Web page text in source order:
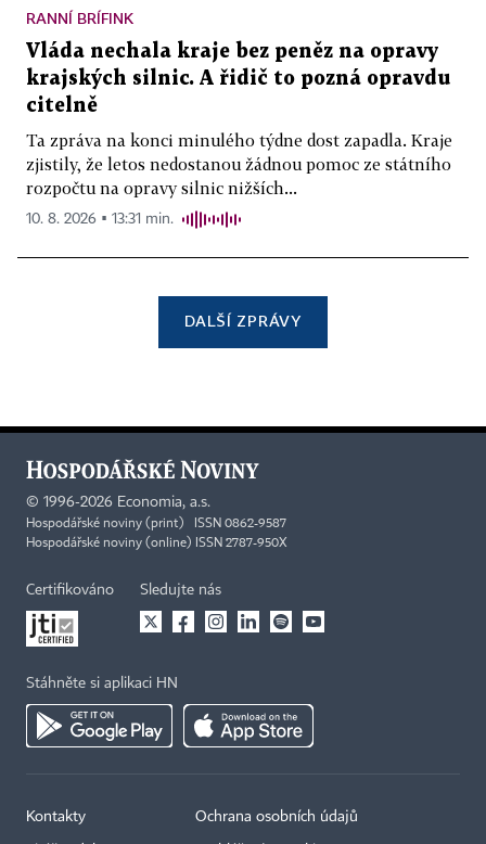
RANNÍ BRÍFINK
Vláda nechala kraje bez peněz na opravy
krajských silnic. A řidič to pozná opravdu
citelně
Ta zpráva na konci minulého týdne dost zapadla. Kraje
zjistily, že letos nedostanou žádnou pomoc ze státního
rozpočtu na opravy silnic nižších...
10. 8. 2026 ▪ 13:31 min.
DALŠÍ ZPRÁVY
© 1996-2026 Economia, a.s.
Hospodářské noviny (print) ISSN 0862-9587
Hospodářské noviny (online) ISSN 2787-950X
Certifikováno Sledujte nás
Stáhněte si aplikaci HN
Kontakty Ochrana osobních údajů